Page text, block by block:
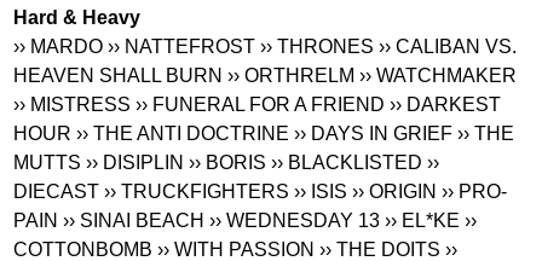
Hard & Heavy
›› MARDO ›› NATTEFROST ›› THRONES ›› CALIBAN VS.
HEAVEN SHALL BURN ›› ORTHRELM ›› WATCHMAKER
›› MISTRESS ›› FUNERAL FOR A FRIEND ›› DARKEST
HOUR ›› THE ANTI DOCTRINE ›› DAYS IN GRIEF ›› THE
MUTTS ›› DISIPLIN ›› BORIS ›› BLACKLISTED ››
DIECAST ›› TRUCKFIGHTERS ›› ISIS ›› ORIGIN ›› PRO-
PAIN ›› SINAI BEACH ›› WEDNESDAY 13 ›› EL*KE ››
COTTONBOMB ›› WITH PASSION ›› THE DOITS ››